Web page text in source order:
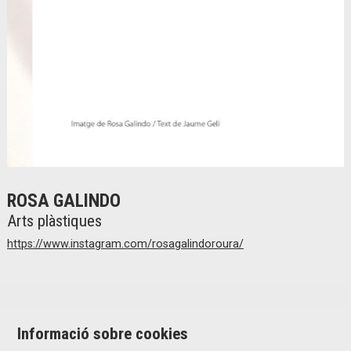
ROSA GALINDO
Arts plàstiques
https://www.instagram.com/rosagalindoroura/
Informació sobre cookies